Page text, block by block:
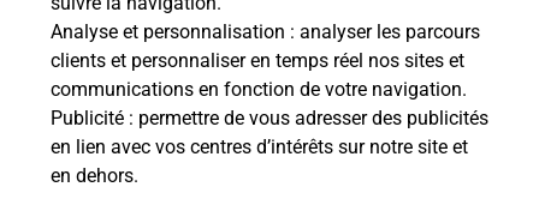
Analyse et personnalisation : analyser les parcours
clients et personnaliser en temps réel nos sites et
communications en fonction de votre navigation.
Publicité : permettre de vous adresser des publicités
en lien avec vos centres d’intérêts sur notre site et
en dehors.
Quel âge minimum faut-il pour
passer le permis bateau ?
Combien coûte le code bateau ?